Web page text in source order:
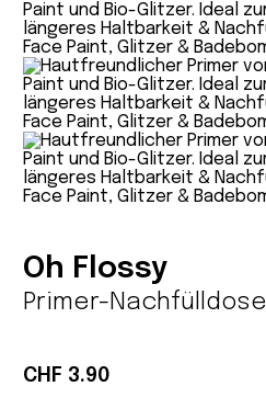
Oh Flossy
Primer-Nachfülldose
CHF 3.90